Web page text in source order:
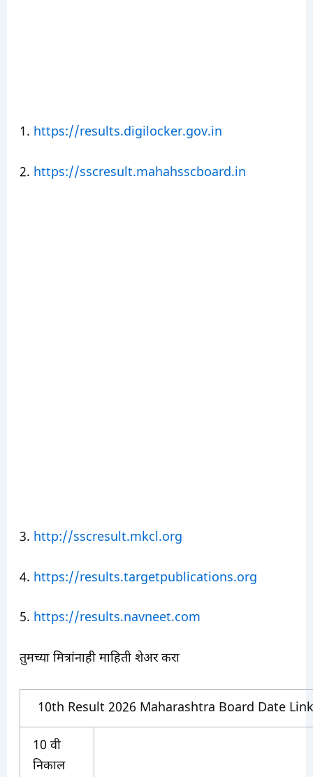
1. https://results.digilocker.gov.in
2. https://sscresult.mahahsscboard.in
3. http://sscresult.mkcl.org
4. https://results.targetpublications.org
5. https://results.navneet.com
तुमच्या मित्रांनाही माहिती शेअर करा
10th Result 2026 Maharashtra Board Date
10 वी
निकाल